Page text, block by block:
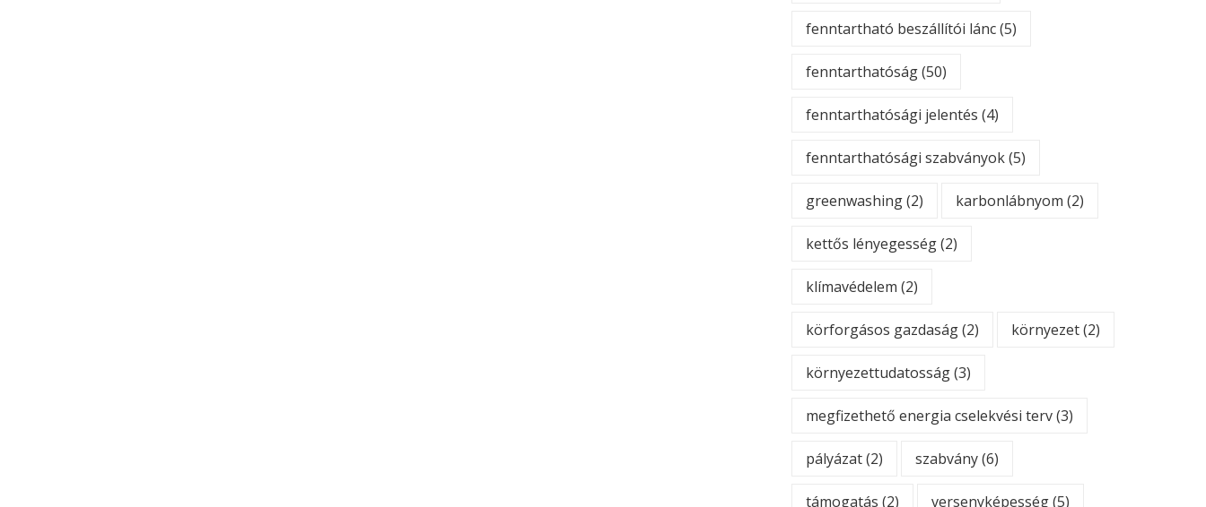
fenntartható beszállítói lánc(5)
fenntarthatóság(50)
fenntarthatósági jelentés (4)
fenntarthatósági szabványok(5)
greenwashing(2) karbonlábnyom (2)
kettős lényegesség(2)
klímavédelem (2)
körforgásos gazdaság(2) környezet(2)
környezettudatosság(3)
megfizethető energia cselekvési terv(3)
pályázat(2) szabvány(6)
támogatás (2) versenyképesség(5)